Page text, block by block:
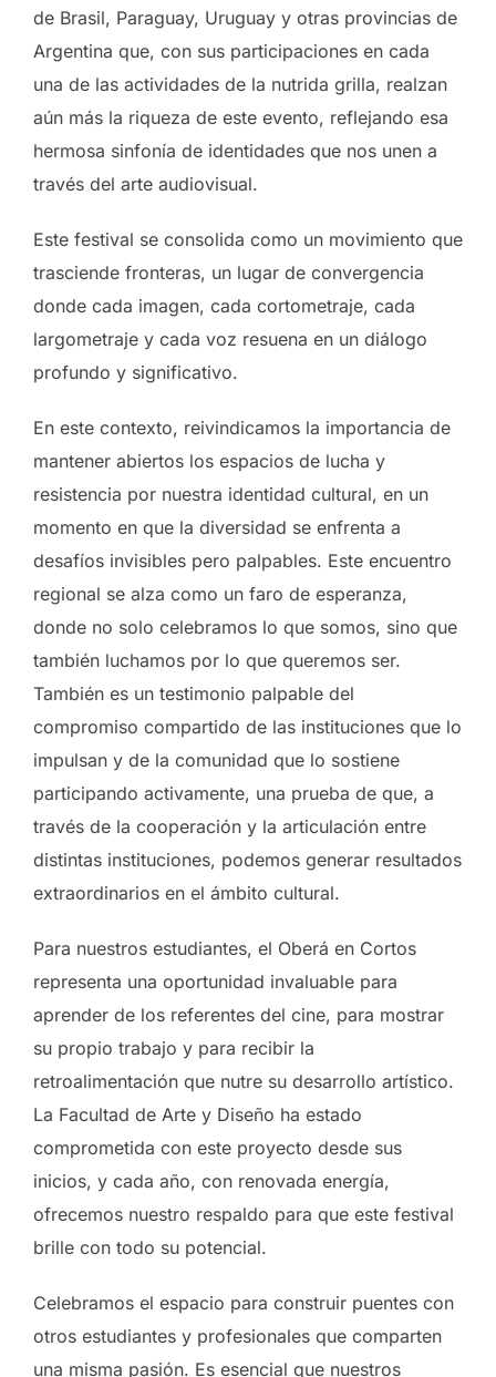
de Brasil, Paraguay, Uruguay y otras provincias de
Argentina que, con sus participaciones en cada
una de las actividades de la nutrida grilla, realzan
aún más la riqueza de este evento, reflejando esa
hermosa sinfonía de identidades que nos unen a
través del arte audiovisual.
Este festival se consolida como un movimiento que
trasciende fronteras, un lugar de convergencia
donde cada imagen, cada cortometraje, cada
largometraje y cada voz resuena en un diálogo
profundo y significativo.
En este contexto, reivindicamos la importancia de
mantener abiertos los espacios de lucha y
resistencia por nuestra identidad cultural, en un
momento en que la diversidad se enfrenta a
desafíos invisibles pero palpables. Este encuentro
regional se alza como un faro de esperanza,
donde no solo celebramos lo que somos, sino que
también luchamos por lo que queremos ser.
También es un testimonio palpable del
compromiso compartido de las instituciones que lo
impulsan y de la comunidad que lo sostiene
participando activamente, una prueba de que, a
través de la cooperación y la articulación entre
distintas instituciones, podemos generar resultados
extraordinarios en el ámbito cultural.
Para nuestros estudiantes, el Oberá en Cortos
representa una oportunidad invaluable para
aprender de los referentes del cine, para mostrar
su propio trabajo y para recibir la
retroalimentación que nutre su desarrollo artístico.
La Facultad de Arte y Diseño ha estado
comprometida con este proyecto desde sus
inicios, y cada año, con renovada energía,
ofrecemos nuestro respaldo para que este festival
brille con todo su potencial.
Celebramos el espacio para construir puentes con
otros estudiantes y profesionales que comparten
una misma pasión. Es esencial que nuestros